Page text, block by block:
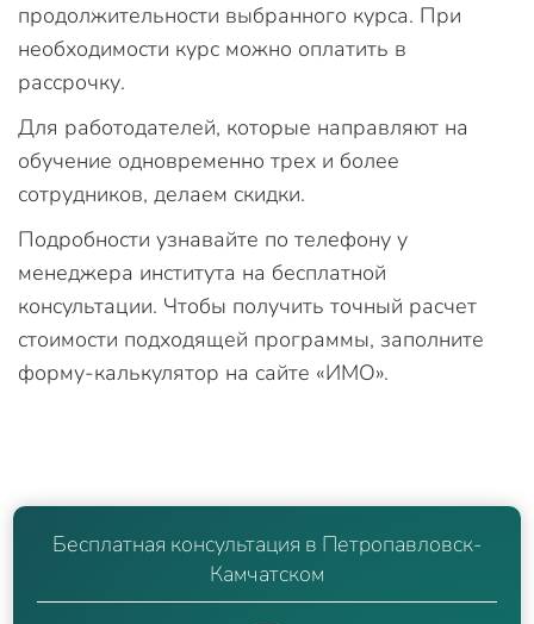
продолжительности выбранного курса. При
необходимости курс можно оплатить в
рассрочку.
Для работодателей, которые направляют на
обучение одновременно трех и более
сотрудников, делаем скидки.
Подробности узнавайте по телефону у
менеджера института на бесплатной
консультации. Чтобы получить точный расчет
стоимости подходящей программы, заполните
форму-калькулятор на сайте «ИМО».
Бесплатная консультация в Петропавловск-
Камчатском